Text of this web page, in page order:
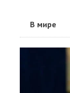
В мире